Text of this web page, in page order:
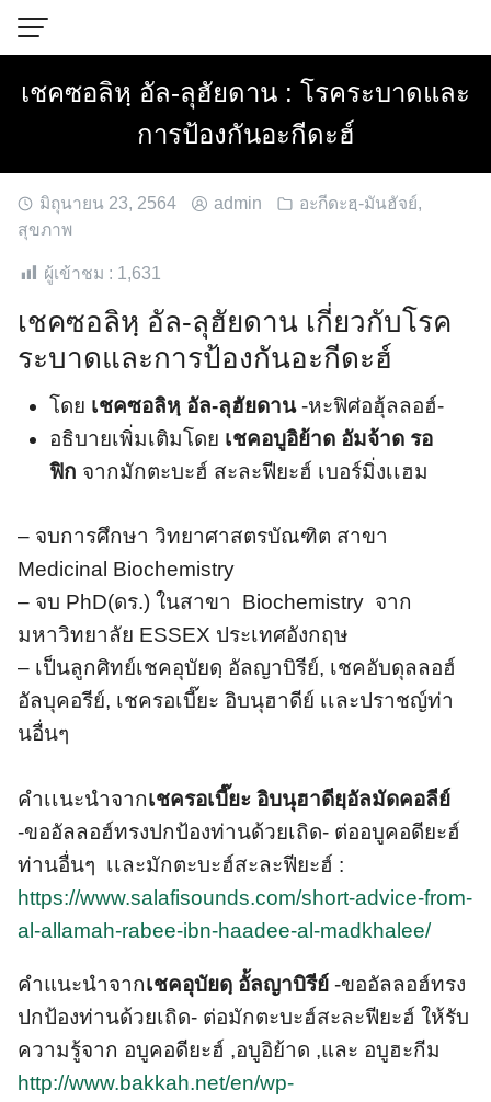
Skip
content
เชคซอลิหฺ อัล-ลุฮัยดาน : โรคระบาดและ
การป้องกันอะกีดะฮ์
มิถุนายน 23, 2564 admin อะกีดะฮฺ-มันฮัจย์,
สุขภาพ
ผู้เข้าชม : 1,631
เชคซอลิหฺ อัล-ลุฮัยดาน เกี่ยวกับโรค
ระบาดและการป้องกันอะกีดะฮ์
โดย เชคซอลิหฺ อัล-ลุฮัยดาน-หะฟิศ่อฮุ้ลลอฮ์-
อธิบายเพิ่มเติมโดย เชคอบูอิย้าด อัมจ้าด รอ
ฟิก จากมักตะบะฮ์ สะละฟียะฮ์​ เบอร์มิ่งเเฮม
– จบการศึกษา วิทยาศาสตรบัณฑิต สาขา
Medicinal Biochemistry
– จบ PhD(ดร.) ในสาขา Biochemistry จาก
มหาวิทยาลัย ESSEX ประเทศอังกฤษ
– เป็นลูกศิทย์เชคอุบัยดฺ อัลญาบิรีย์, เชคอับดุลลอฮ์
อัลบุคอรีย์, เชครอเบี๊ยะ อิบนุฮาดีย์​ เเละปราชญ์ท่า
นอื่นๆ
คำเเนะนำจากเชครอเบี๊ยะ อิบนุฮาดียฺอัลมัดคอลีย์
-ขออัลลอฮ์ทรงปกป้องท่านด้วยเถิด- ต่ออบูคอดียะฮ์
ท่านอื่นๆ เเละมักตะบะฮ์สะละฟียะฮ์ :
https://www.salafisounds.com/short-advice-from-
al-allamah-rabee-ibn-haadee-al-madkhalee/
คำแนะนำจากเชคอุบัยดฺ อั้ลญาบิรีย์ -ขออัลลอฮ์ทรง
ปกป้องท่านด้วยเถิด- ต่อมักตะบะฮ์สะละฟียะฮ์ ให้รับ
ความรู้จาก อบูคอดียะฮ์ ,อบูอิย้าด ,และ อบูฮะกีม
http://www.bakkah.net/en/wp-